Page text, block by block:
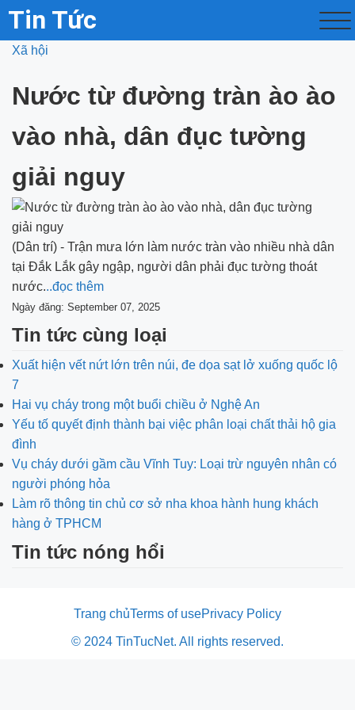
Tin Tức
Xã hội
Nước từ đường tràn ào ào
vào nhà, dân đục tường
giải nguy
(Dân trí) - Trận mưa lớn làm nước tràn vào nhiều nhà dân
tại Đắk Lắk gây ngập, người dân phải đục tường thoát
nước...đọc thêm
Ngày đăng: September 07, 2025
Tin tức cùng loại
Xuất hiện vết nứt lớn trên núi, đe dọa sạt lở xuống quốc lộ
7
Hai vụ cháy trong một buổi chiều ở Nghệ An
Yếu tố quyết định thành bại việc phân loại chất thải hộ gia
đình
Vụ cháy dưới gầm cầu Vĩnh Tuy: Loại trừ nguyên nhân có
người phóng hỏa
Làm rõ thông tin chủ cơ sở nha khoa hành hung khách
hàng ở TPHCM
Tin tức nóng hổi
Trang chủTerms of usePrivacy Policy
© 2024 TinTucNet. All rights reserved.